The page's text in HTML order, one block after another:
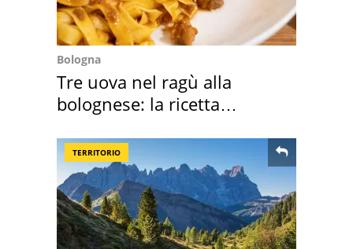
Bologna
Tre uova nel ragù alla
bolognese: la ricetta
TERRITORIO